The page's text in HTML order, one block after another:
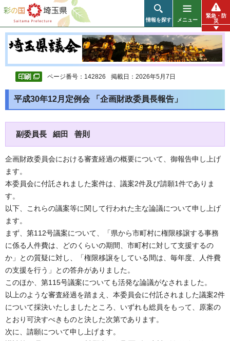
彩の国 埼玉県
情報を探す メニュー
緊急・防
災
ページ番号：142826 掲載日：2026年5月7日
平成30年12月定例会 「企画財政委員長報告」
副委員長 細田 善則
企画財政委員会における審査経過の概要について、御報告申し上げ
ます。
本委員会に付託されました案件は、議案2件及び請願1件でありま
す。
以下、これらの議案等に関して行われた主な論議について申し上げ
ます。
まず、第112号議案について、「県から市町村に権限移譲する事務
に係る人件費は、どのくらいの期間、市町村に対して支援するの
か」との質疑に対し、「権限移譲をしている間は、毎年度、人件費
の支援を行う」との答弁がありました。
このほか、第115号議案についても活発な論議がなされました。
以上のような審査経過を踏まえ、本委員会に付託されました議案2件
について採決いたしましたところ、いずれも総員をもって、原案の
とおり可決すべきものと決した次第であります。
次に、請願について申し上げます。